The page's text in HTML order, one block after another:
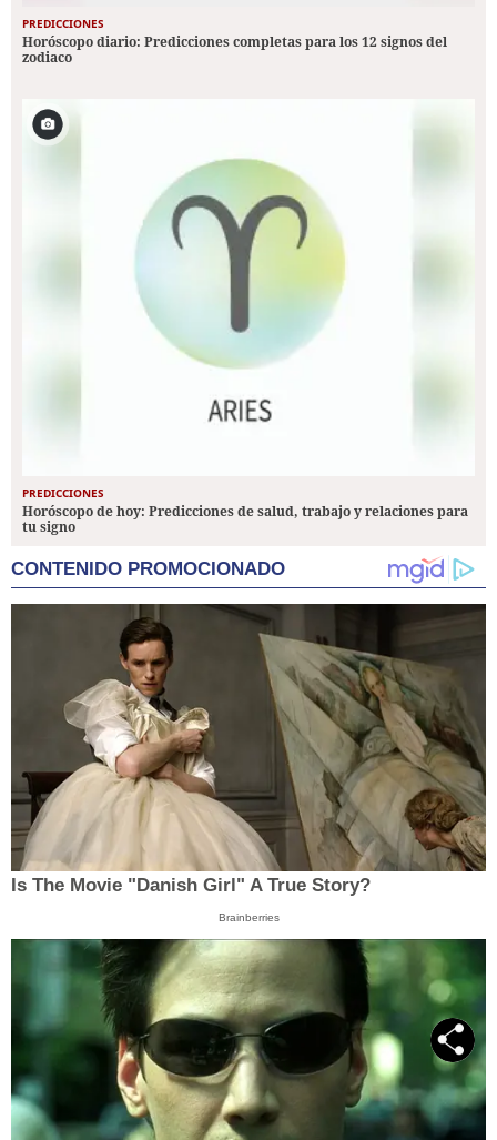
PREDICCIONES
Horóscopo diario: Predicciones completas para los 12 signos del
zodiaco
PREDICCIONES
Horóscopo de hoy: Predicciones de salud, trabajo y relaciones para
tu signo
CONTENIDO PROMOCIONADO
Is The Movie "Danish Girl" A True Story?
Brainberries